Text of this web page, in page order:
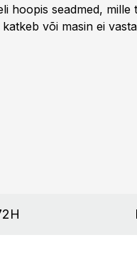
hoopis seadmed,
või masin ei